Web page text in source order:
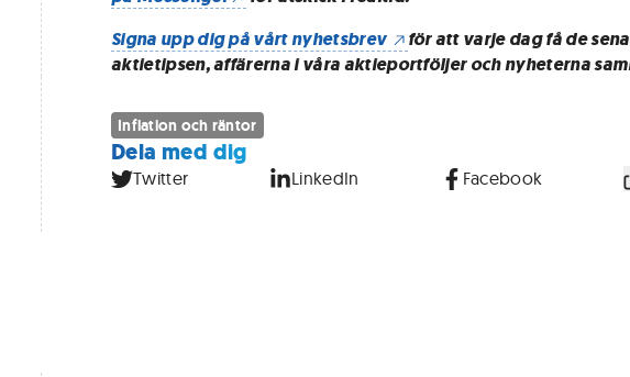
Signa upp dig på vårt nyhetsbrev
för att varje dag få de
aktietipsen, affärerna i våra aktieportföljer och nyheterna
Inflation och räntor
Dela med dig
Twitter LinkedIn Facebook